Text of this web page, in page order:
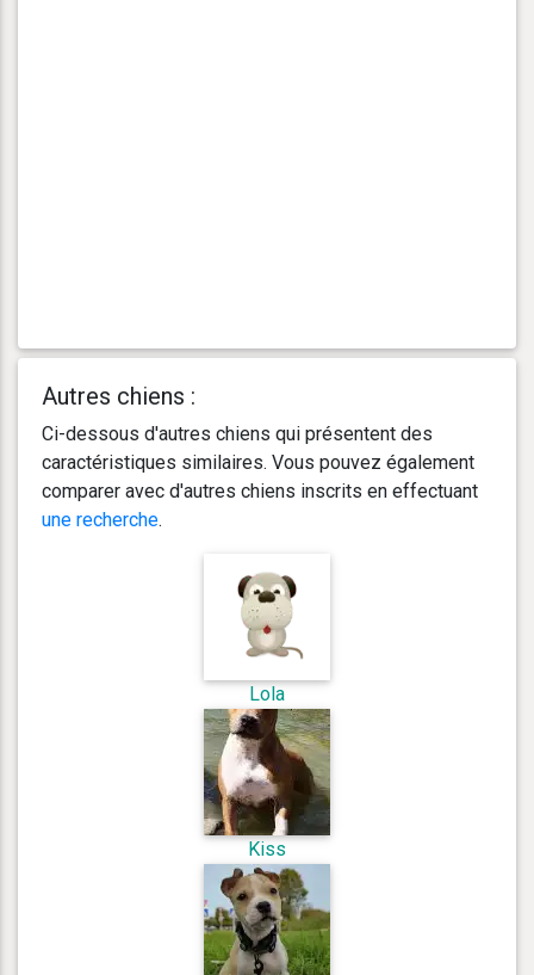
Autres chiens :
Ci-dessous d'autres chiens qui présentent des
caractéristiques similaires. Vous pouvez également
comparer avec d'autres chiens inscrits en effectuant
une recherche.
Lola
Kiss